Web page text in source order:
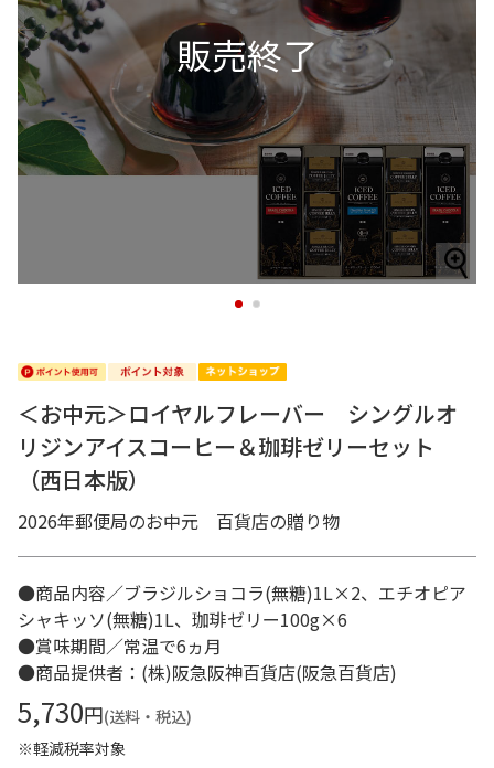
1 2
＜お中元＞ロイヤルフレーバー シングルオ
リジンアイスコーヒー＆珈琲ゼリーセット
（西日本版）
2026年郵便局のお中元 百貨店の贈り物
●商品内容／ブラジルショコラ(無糖)1L×2、エチオピア
シャキッソ(無糖)1L、珈琲ゼリー100g×6
●賞味期間／常温で6ヵ月
●商品提供者：(株)阪急阪神百貨店(阪急百貨店)
5,730円(送料・税込)
※軽減税率対象